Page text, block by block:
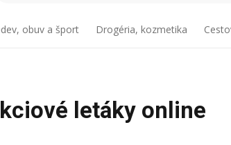
obuv a šport Drogéria, kozmetika
letáky online